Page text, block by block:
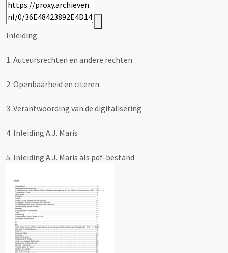
Inleiding
1. Auteursrechten en andere rechten
2. Openbaarheid en citeren
3. Verantwoording van de digitalisering
4. Inleiding A.J. Maris
5. Inleiding A.J. Maris als pdf-bestand